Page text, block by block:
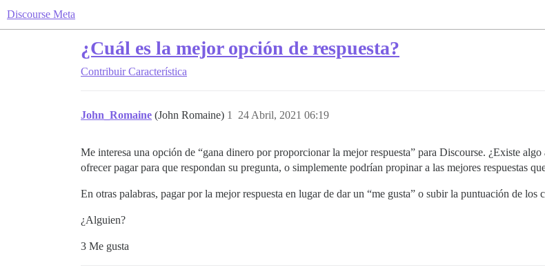
Discourse Meta
¿Cuál es la mejor opción de respuesta?
Contribuir Característica
John_Romaine (John Romaine) 24 Abril, 2021 06:19
1
Me interesa una opción de “gana dinero por proporcionar la mejor respuesta” para Discourse. ¿Existe
ofrecer pagar para que respondan su pregunta, o simplemente podrían propinar a las mejores respuestas
En otras palabras, pagar por la mejor respuesta en lugar de dar un “me gusta” o subir la puntuación de los
¿Alguien?
3 Me gusta